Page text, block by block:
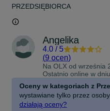
PRZEDSIĘBIORCA
Angelika
4.0 / 5
(9 ocen)
Na OLX od września
Ostatnio online w
Oceny w kategoriach z
wystawiane tylko przez
działają oceny?